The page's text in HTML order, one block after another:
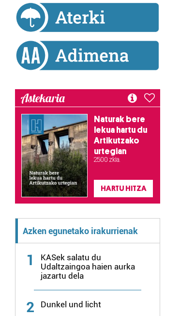
Astekaria
Naturak bere
lekua hartu du
Artikutzako
urtegian
2.500 zkia.
HARTU HITZA
Azken egunetako irakurrienak
1
KASek salatu du
Udaltzaingoa haien aurka
jazartu dela
2 Dunkel und licht